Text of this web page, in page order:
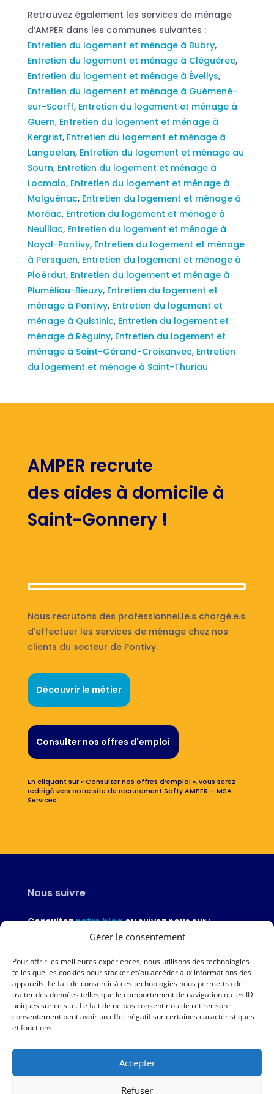
Gérer le consentement
Pour offrir les meilleures expériences, nous utilisons des technologies
telles que les cookies pour stocker et/ou accéder aux informations des
appareils. Le fait de consentir à ces technologies nous permettra de
traiter des données telles que le comportement de navigation ou les ID
uniques sur ce site. Le fait de ne pas consentir ou de retirer son
consentement peut avoir un effet négatif sur certaines caractéristiques
et fonctions.
Accepter
Refuser
Retrouvez également les services de ménage
d’AMPER dans les communes suivantes :
Entretien du logement et ménage à Bubry,
Entretien du logement et ménage à Cléguérec,
Entretien du logement et ménage à Évellys,
Entretien du logement et ménage à Guémené-
sur-Scorff, Entretien du logement et ménage à
Guern, Entretien du logement et ménage à
Kergrist, Entretien du logement et ménage à
Langoëlan, Entretien du logement et ménage au
Sourn, Entretien du logement et ménage à
Locmalo, Entretien du logement et ménage à
Malguénac, Entretien du logement et ménage à
Moréac, Entretien du logement et ménage à
Neulliac, Entretien du logement et ménage à
Noyal-Pontivy, Entretien du logement et ménage
à Persquen, Entretien du logement et ménage à
Ploërdut, Entretien du logement et ménage à
Pluméliau-Bieuzy, Entretien du logement et
ménage à Pontivy, Entretien du logement et
ménage à Quistinic, Entretien du logement et
ménage à Réguiny, Entretien du logement et
ménage à Saint-Gérand-Croixanvec, Entretien
du logement et ménage à Saint-Thuriau
AMPER recrute
des aides à domicile à
Saint-Gonnery !
Nous recrutons des professionnel.le.s chargé.e.s
d’effectuer les services de ménage chez nos
clients du secteur de Pontivy.
Découvrir le métier
Consulter nos offres d'emploi
En cliquant sur « Consulter nos offres d’emploi », vous serez
redirigé vers notre site de recrutement Softy AMPER – MSA
Services.
Nous suivre
Consulteznotre blogou suivez nous sur :
Nous contacter
02 97 46 51 97
Nous écrire